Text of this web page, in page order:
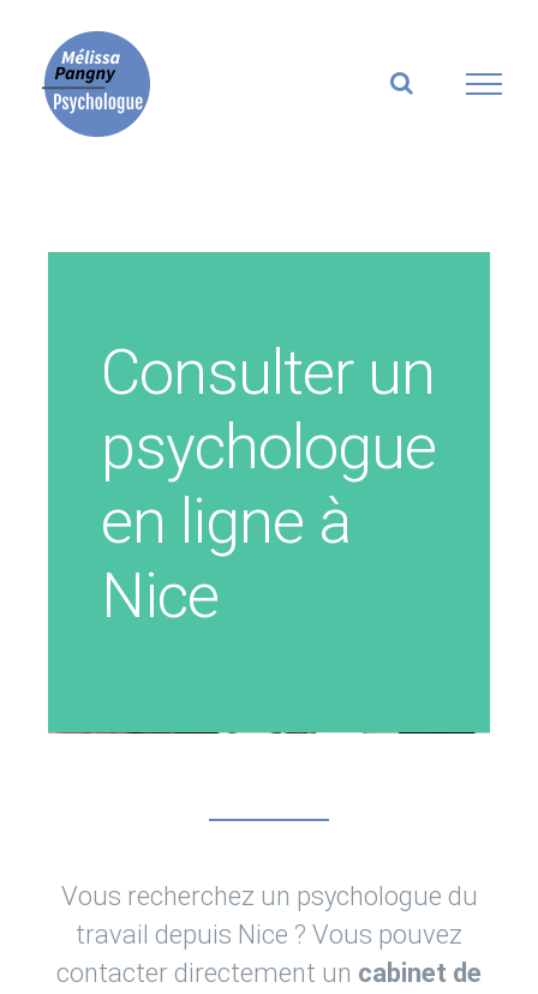
content
Consulter un
psychologue
en ligne à
Nice
Vous recherchez un psychologue du
travail depuis Nice ? Vous pouvez
contacter directement un cabinet de